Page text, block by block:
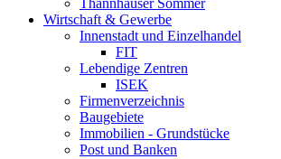
Thannhauser Sommer
Wirtschaft & Gewerbe
Innenstadt und Einzelhandel
FIT
Lebendige Zentren
ISEK
Firmenverzeichnis
Baugebiete
Immobilien - Grundstücke
Post und Banken